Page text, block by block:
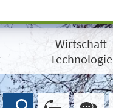
Wirtschaft
Technologie